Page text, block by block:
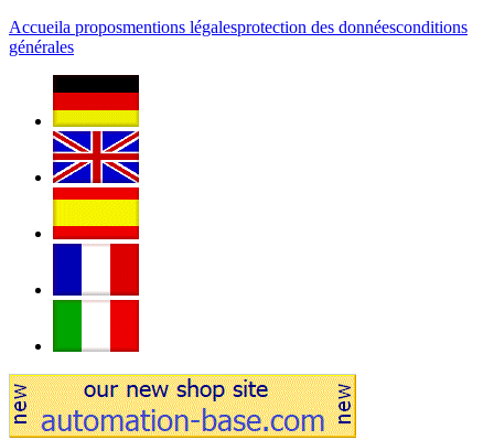
Accueila proposmentions légalesprotection des donnéesconditions
générales